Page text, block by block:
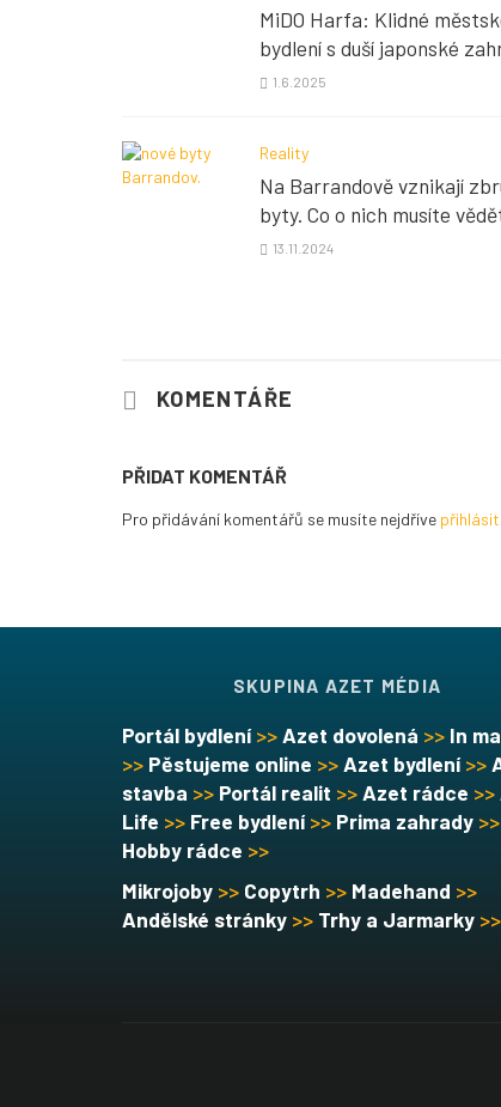
MiDO Harfa: Klidné
bydlení s duší japonské
1.6.2025
Reality
Na Barrandově vznikají
byty. Co o nich musíte
13.11.2024
KOMENTÁŘE
PŘIDAT KOMENTÁŘ
Pro přidávání komentářů se musíte nejdříve přihlásit
SKUPINA AZET MÉDIA
Portál bydlení>>Azet dovolená >> In
>> Pěstujeme online >>Azet bydlení >>
stavba >> Portál realit >>Azet rádce >>
Life >> Free bydlení >> Prima zahrady >>
Hobby rádce >>
Mikrojoby >> Copytrh >> Madehand >>
Andělské stránky >> Trhy a Jarmarky >>